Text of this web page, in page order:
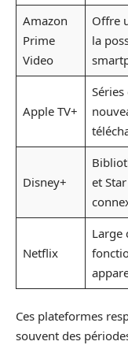
Amazon
Prime
Video
Offre
la
Apple TV+
Séries
Disney+
et
Netflix
Large
Ces plateformes
souvent des